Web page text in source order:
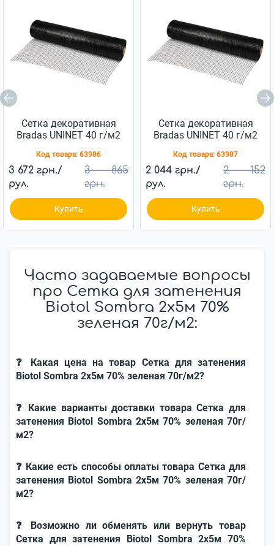
Сетка декоративная
Bradas UNINET 40 г/м2
Код товара: 63986
3 672 грн./
рул.
3 865
грн.
Купить
Сетка декоративная
Bradas UNINET 40 г/м2
Код товара: 63987
2 044 грн./
рул.
2 152
грн.
Купить
Часто задаваемые вопросы
про Сетка для затенения
Biotol Sombra 2x5м 70%
зеленая 70г/м2:
❓ Какая цена на товар Сетка для затенения
Biotol Sombra 2x5м 70% зеленая 70г/м2?
❓ Какие варианты доставки товара Сетка для
затенения Biotol Sombra 2x5м 70% зеленая 70г/
м2?
❓ Какие есть способы оплаты товара Сетка для
затенения Biotol Sombra 2x5м 70% зеленая 70г/
м2?
❓ Возможно ли обменять или вернуть товар
Сетка для затенения Biotol Sombra 2x5м 70%